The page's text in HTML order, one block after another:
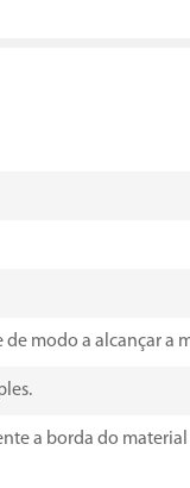
modo a alcançar a
a borda do